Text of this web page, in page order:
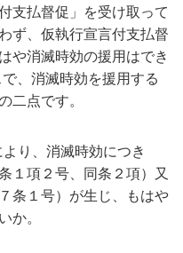
支払督促」を受け取って
ず、仮執行宣言付支払督
や消滅時効の援用はでき
、消滅時効を援用する
二点です。
り、消滅時効につき
１項２号、同条２項）又
条１号）が生じ、もはや
か。